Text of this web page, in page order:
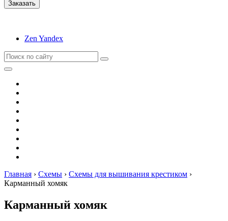
Zen Yandex
Главная › Схемы › Схемы для вышивания крестиком ›
Карманный хомяк
Карманный хомяк